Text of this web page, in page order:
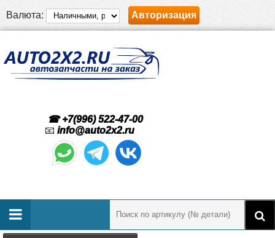
Валюта: Авторизация
☎ +7(996) 522-47-00
📧 info@auto2x2.ru